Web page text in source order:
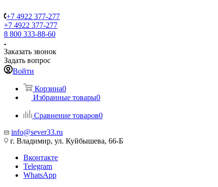
+7 4922 377-277
+7 4922 377-277
8 800 333-88-60
Заказать звонок
Задать вопрос
Войти
Корзина0
Избранные товары0
Сравнение товаров0
info@sever33.ru
г. Владимир, ул. Куйбышева, 66-Б
Вконтакте
Telegram
WhatsApp